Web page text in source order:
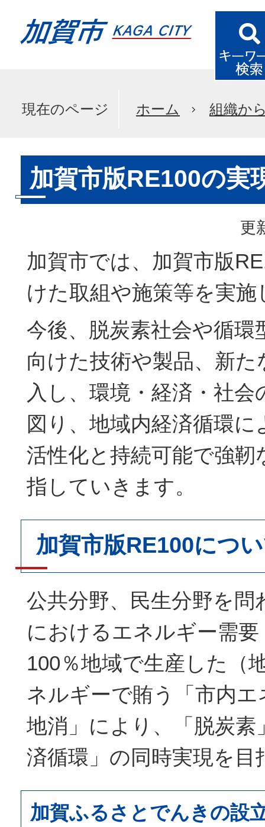
現在のページ ホーム 組織か
加賀市版RE100の実
更
加賀市では、加賀市版
けた取組や施策等を実
今後、脱炭素社会や循環
向けた技術や製品、新
入し、環境・経済・社会
図り、地域内経済循環に
活性化と持続可能で強靭
指していきます。
加賀市版RE100につ
公共分野、民生分野を問
におけるエネルギー需
100％地域で生産した（
ネルギーで賄う「市内
地消」により、「脱炭素
済循環」の同時実現を目
加賀ふるさとでんきの設